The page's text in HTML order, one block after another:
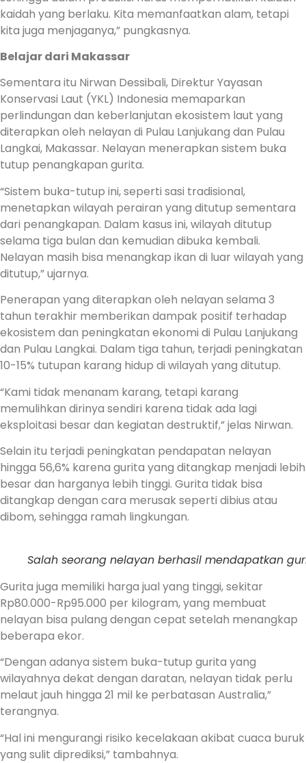
kaidah yang berlaku. Kita memanfaatkan alam, tetapi
kita juga menjaganya,” pungkasnya.
Belajar dari Makassar
Sementara itu Nirwan Dessibali, Direktur Yayasan
Konservasi Laut (YKL) Indonesia memaparkan
perlindungan dan keberlanjutan ekosistem laut yang
diterapkan oleh nelayan di Pulau Lanjukang dan Pulau
Langkai, Makassar. Nelayan menerapkan sistem buka
tutup penangkapan gurita.
“Sistem buka-tutup ini, seperti sasi tradisional,
menetapkan wilayah perairan yang ditutup sementara
dari penangkapan. Dalam kasus ini, wilayah ditutup
selama tiga bulan dan kemudian dibuka kembali.
Nelayan masih bisa menangkap ikan di luar wilayah yang
ditutup,” ujarnya.
Penerapan yang diterapkan oleh nelayan selama 3
tahun terakhir memberikan dampak positif terhadap
ekosistem dan peningkatan ekonomi di Pulau Lanjukang
dan Pulau Langkai. Dalam tiga tahun, terjadi peningkatan
10-15% tutupan karang hidup di wilayah yang ditutup.
“Kami tidak menanam karang, tetapi karang
memulihkan dirinya sendiri karena tidak ada lagi
eksploitasi besar dan kegiatan destruktif,” jelas Nirwan.
Selain itu terjadi peningkatan pendapatan nelayan
hingga 56,6% karena gurita yang ditangkap menjadi lebih
besar dan harganya lebih tinggi. Gurita tidak bisa
ditangkap dengan cara merusak seperti dibius atau
dibom, sehingga ramah lingkungan.
Salah seorang nelayan berhasil mendapatkan
Gurita juga memiliki harga jual yang tinggi, sekitar
Rp80.000-Rp95.000 per kilogram, yang membuat
nelayan bisa pulang dengan cepat setelah menangkap
beberapa ekor.
“Dengan adanya sistem buka-tutup gurita yang
wilayahnya dekat dengan daratan, nelayan tidak perlu
melaut jauh hingga 21 mil ke perbatasan Australia,”
terangnya.
“Hal ini mengurangi risiko kecelakaan akibat cuaca buruk
yang sulit diprediksi,” tambahnya.